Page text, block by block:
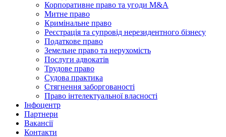
Корпоративне право та угоди M&A
Митне право
Кримінальне право
Реєстрація та супровід нерезидентного бізнесу
Податкове право
Земельне право та нерухомість
Послуги адвокатів
Трудове право
Судова практика
Стягнення заборгованості
Право інтелектуальної власності
Інфоцентр
Партнери
Вакансії
Контакти